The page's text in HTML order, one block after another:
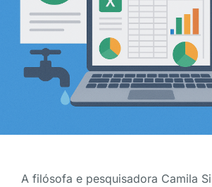
A filósofa e pesquisadora Camila